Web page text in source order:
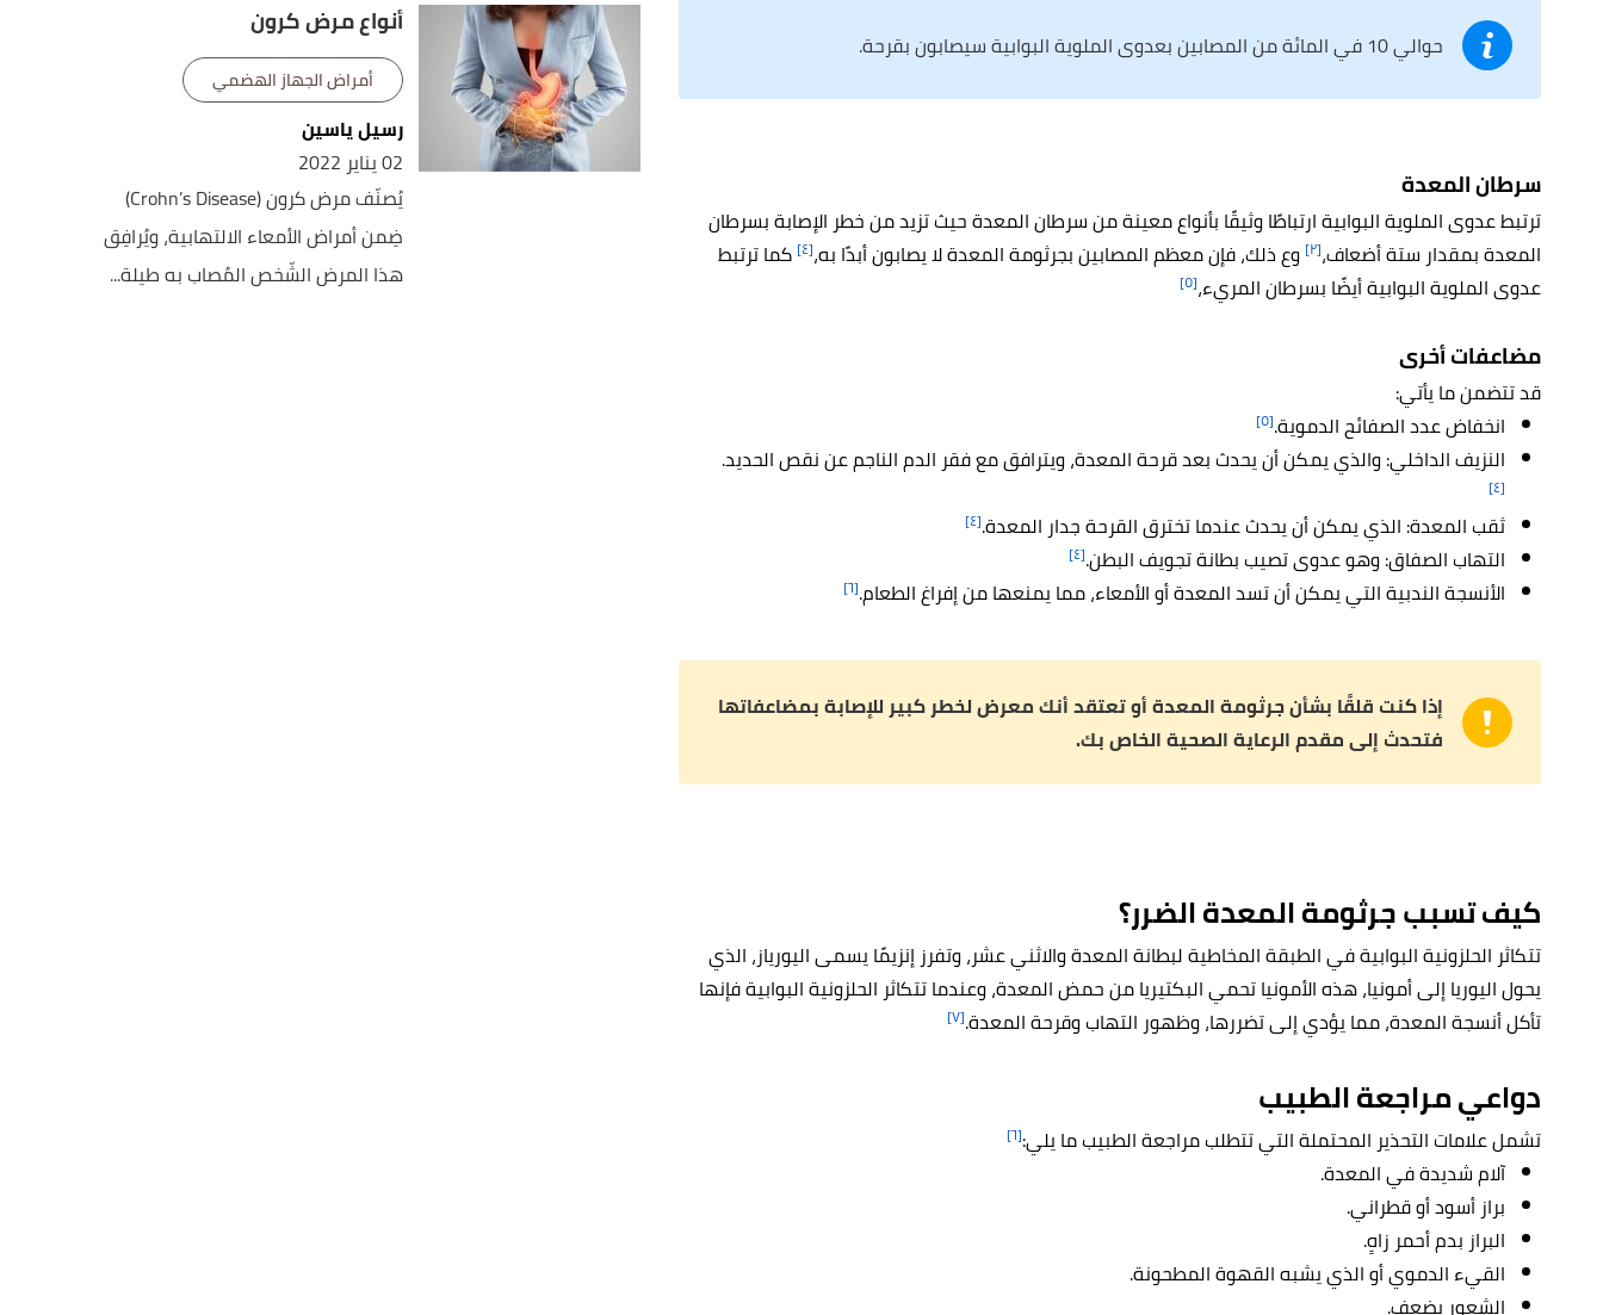
حوالي 10 في المائة من المصابين بعدوى الملوية البوابية سيصابون بقرحة.
سرطان المعدة
ترتبط عدوى الملوية البوابية ارتباطًا وثيقًا بأنواع معينة من سرطان المعدة حيث تزيد من خطر الإصابة بسرطان
المعدة بمقدار ستة أضعاف،[٢] وع ذلك، فإن معظم المصابين بجرثومة المعدة لا يصابون أبدًا به،[٤]
كما ترتبط
عدوى الملوية البوابية أيضًا بسرطان المريء،[٥]
مضاعفات أخرى
قد تتضمن ما يأتي:
انخفاض عدد الصفائح الدموية.[٥]
النزيف الداخلي: والذي يمكن أن يحدث بعد قرحة المعدة، ويترافق مع فقر الدم الناجم عن نقص الحديد.
[٤]
ثقب المعدة: الذي يمكن أن يحدث عندما تخترق القرحة جدار المعدة.[٤]
التهاب الصفاق: وهو عدوى تصيب بطانة تجويف البطن.[٤]
الأنسجة الندبية التي يمكن أن تسد المعدة أو الأمعاء، مما يمنعها من إفراغ الطعام.[٦]
إذا كنت قلقًا بشأن جرثومة المعدة أو تعتقد أنك معرض لخطر كبير للإصابة بمضاعفاتها
فتحدث إلى مقدم الرعاية الصحية الخاص بك.
كيف تسبب جرثومة المعدة الضرر؟
تتكاثر الحلزونية البوابية في الطبقة المخاطية لبطانة المعدة والاثني عشر، وتفرز إنزيمًا يسمى اليورياز، الذي
يحول اليوريا إلى أمونيا، هذه الأمونيا تحمي البكتيريا من حمض المعدة، وعندما تتكاثر الحلزونية البوابية فإنها
تأكل أنسجة المعدة، مما يؤدي إلى تضررها، وظهور التهاب وقرحة المعدة.[٧]
دواعي مراجعة الطبيب
تشمل علامات التحذير المحتملة التي تتطلب مراجعة الطبيب ما يلي:[٦]
آلام شديدة في المعدة.
براز أسود أو قطراني.
البراز بدم أحمر زاهٍ.
القيء الدموي أو الذي يشبه القهوة المطحونة.
الشعور بضعف.
أنواع مرض كرون
أمراض الجهاز الهضمي
رسيل ياسين
02 يناير 2022
يُصنّف مرض كرون (Crohn’s Disease)
ضِمن أمراض الأمعاء الالتهابية، ويُرافِق
هذا المرض الشّخص المُصاب به طيلة...